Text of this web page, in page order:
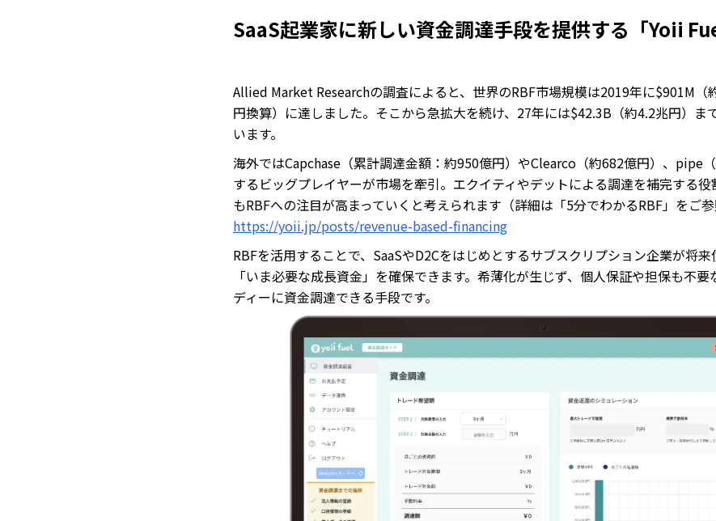
SaaS起業家に新しい資金調達手段を提供する「Yoii
Allied Market Researchの調査によると、世界のRBF市場規模は2019年に$901M（
円換算）に達しました。そこから急拡大を続け、27年には$42.3B（約4.2兆円）ま
います。
海外ではCapchase（累計調達金額：約950億円）やClearco（約682億円）、pipe
するビッグプレイヤーが市場を牽引。エクイティやデットによる調達を補完する
もRBFへの注目が高まっていくと考えられます（詳細は「5分でわかるRBF」をご参
https://yoii.jp/posts/revenue-based-financing
RBFを活用することで、SaaSやD2Cをはじめとするサブスクリプション企業が将来
「いま必要な成長資金」を確保できます。希薄化が生じず、個人保証や担保も不
ディーに資金調達できる手段です。